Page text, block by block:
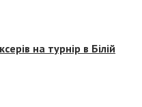
на турнір в Білій